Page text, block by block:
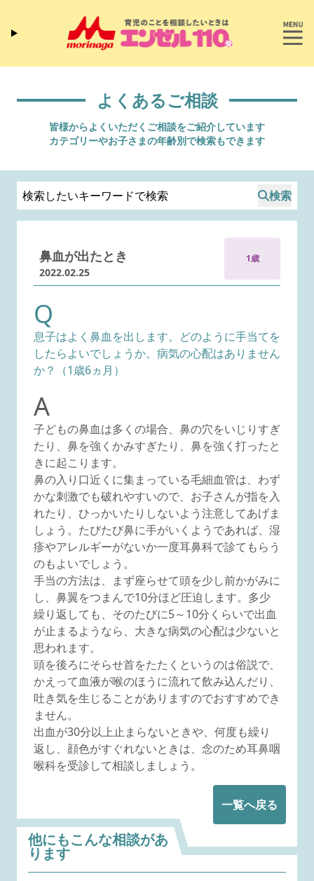
よくあるご相談
皆様からよくいただくご相談をご紹介しています
カテゴリーやお子さまの年齢別で検索もできます
検索
鼻血が出たとき
2022.02.25
1歳
Q
息子はよく鼻血を出します。どのように手当てを
したらよいでしょうか。病気の心配はありません
か？（1歳6ヵ月）
A
子どもの鼻血は多くの場合、鼻の穴をいじりすぎ
たり、鼻を強くかみすぎたり、鼻を強く打ったと
きに起こります。
鼻の入り口近くに集まっている毛細血管は、わず
かな刺激でも破れやすいので、お子さんが指を入
れたり、ひっかいたりしないよう注意してあげま
しょう。たびたび鼻に手がいくようであれば、湿
疹やアレルギーがないか一度耳鼻科で診てもらう
のもよいでしょう。
手当の方法は、まず座らせて頭を少し前かがみに
し、鼻翼をつまんで10分ほど圧迫します。多少
繰り返しても、そのたびに5～10分くらいで出血
が止まるようなら、大きな病気の心配は少ないと
思われます。
頭を後ろにそらせ首をたたくというのは俗説で、
かえって血液が喉のほうに流れて飲み込んだり、
吐き気を生じることがありますのでおすすめでき
ません。
出血が30分以上止まらないときや、何度も繰り
返し、顔色がすぐれないときは、念のため耳鼻咽
喉科を受診して相談しましょう。
一覧へ戻る
他にもこんな相談があ
ります